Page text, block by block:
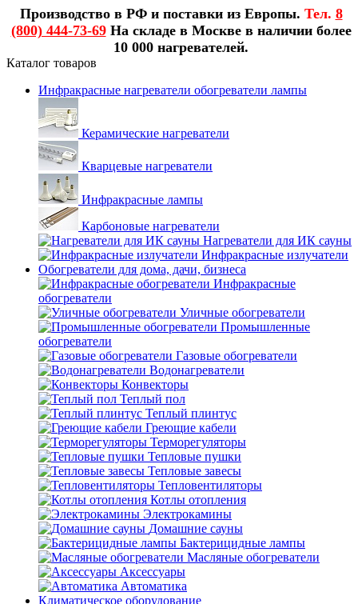
Производство в РФ и поставки из Европы. Тел. 8
(800) 444-73-69На складе в Москве в наличии более
10 000 нагревателей.
Каталог товаров
Инфракрасные нагреватели обогреватели лампы
Керамические нагреватели
Кварцевые нагреватели
Инфракрасные лампы
Карбоновые нагреватели
Нагреватели для ИК сауны
Инфракрасные излучатели
Обогреватели для дома, дачи, бизнеса
Инфракрасные
обогреватели
Уличные обогреватели
Промышленные
обогреватели
Газовые обогреватели
Водонагреватели
Конвекторы
Теплый пол
Теплый плинтус
Греющие кабели
Терморегуляторы
Тепловые пушки
Тепловые завесы
Тепловентиляторы
Котлы отопления
Электрокамины
Домашние сауны
Бактерицидные лампы
Масляные обогреватели
Аксессуары
Автоматика
Климатическое оборудование